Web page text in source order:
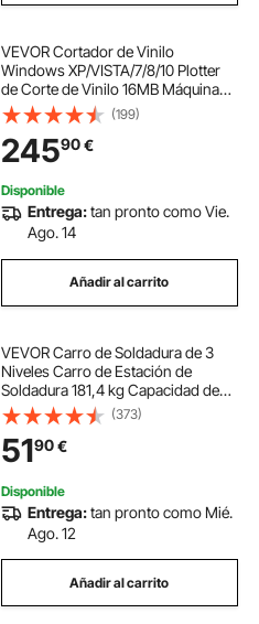
VEVOR Cortador de Vinilo
Windows XP/VISTA/7/8/10 Plotter
de Corte de Vinilo 16MB Máquina
Cortadora de Vinilo de 720cm para
Grabar Anuncio, Películas de Letras
de Transferencia de Calor 13,5kg
(199)
24590€
Disponible
Entrega:tan pronto como Vie.
Ago. 14
Añadir al carrito
VEVOR Carro de Soldadura de 3
Niveles Carro de Estación de
Soldadura 181,4 kg Capacidad de
Carga Ruedas de 360° Cadenas
Depósitos de Seguridad Carro de
Soldadura MIG para Taller TIG ARC
MMA Plasma
(373)
5190€
Disponible
Entrega:tan pronto como Mié.
Ago. 12
Añadir al carrito